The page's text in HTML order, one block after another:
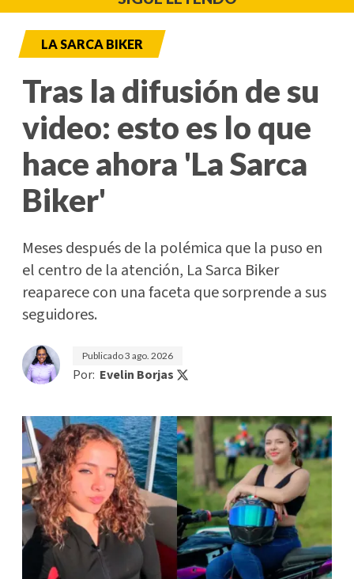
LA SARCA BIKER
Tras la difusión de su
video: esto es lo que
hace ahora 'La Sarca
Biker'
Meses después de la polémica que la puso en
el centro de la atención, La Sarca Biker
reaparece con una faceta que sorprende a sus
seguidores.
Publicado3 ago. 2026
Por: Evelin Borjas